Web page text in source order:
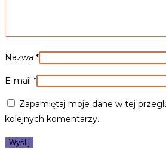
Nazwa *
E-mail *
Zapamiętaj moje dane w tej
kolejnych komentarzy.